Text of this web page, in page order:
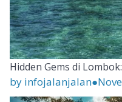
Hidden Gems di
by infojalanjalan●